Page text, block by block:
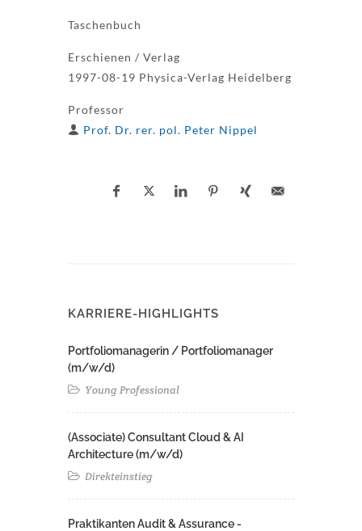
Taschenbuch
Erschienen / Verlag
1997-08-19 Physica-Verlag Heidelberg
Professor
Prof. Dr. rer. pol. Peter Nippel
KARRIERE-HIGHLIGHTS
Portfoliomanagerin / Portfoliomanager
(m/w/d)
Young Professional
(Associate) Consultant Cloud & AI
Architecture (m/w/d)​ ​
Direkteinstieg
Praktikanten Audit & Assurance -